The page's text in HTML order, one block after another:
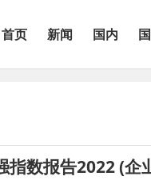
首页 新闻 国内
指数报告2022 (